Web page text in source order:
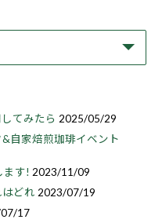
てみたら 2025/05/29
自家焙煎珈琲イベント
ます! 2023/11/09
はどれ 2023/07/19
17